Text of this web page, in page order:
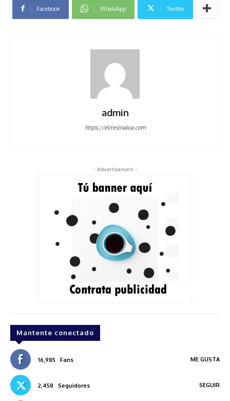
Facebook WhatsApp Twitter
admin
https://elitesinaloa.com
- Advertisement -
Mantente conectado
16,985 Fans ME GUSTA
2,458 Seguidores SEGUIR